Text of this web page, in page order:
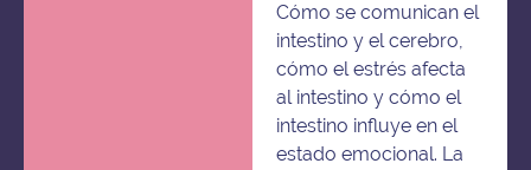
Cómo se comunican el
intestino y el cerebro,
cómo el estrés afecta
al intestino y cómo el
intestino influye en el
estado emocional. La